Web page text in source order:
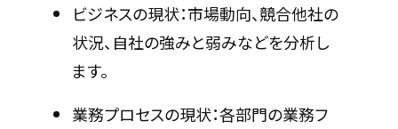
ビジネスの現状：市場動向、競合他社の
状況、自社の強みと弱みなどを分析し
ます。
業務プロセスの現状：各部門の業務フ